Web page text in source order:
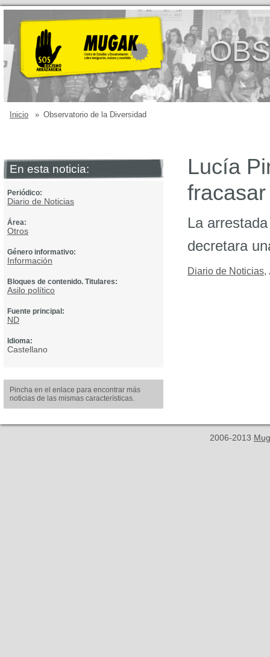
Inicio » Observatorio de la Diversidad
En esta noticia:
Periódico:
Diario de Noticias
Área:
Otros
Género informativo:
Información
Bloques de contenido. Titulares:
Asilo político
Fuente principal:
ND
Idioma:
Castellano
Pincha en el enlace para encontrar más
noticias de las mismas características.
Lucía
La
decretara
Diario de Noticias,
2006-2013